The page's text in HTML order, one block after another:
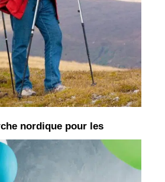
nordique pour les